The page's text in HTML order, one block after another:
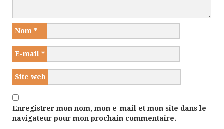
Nom *
E-mail *
Site web
Enregistrer mon nom, mon e-mail et mon site dans le
navigateur pour mon prochain commentaire.